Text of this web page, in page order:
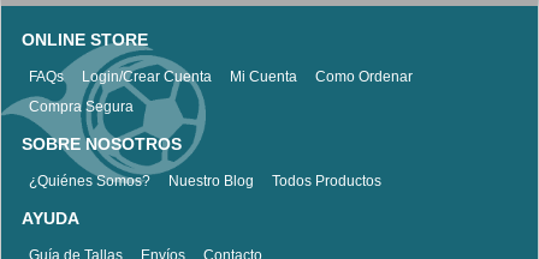
ONLINE STORE
FAQs Login/Crear Cuenta Mi Cuenta
Como Ordenar
Compra Segura
SOBRE NOSOTROS
¿Quiénes Somos? Nuestro Blog Todos Productos
AYUDA
Guía de Tallas Envíos Contacto